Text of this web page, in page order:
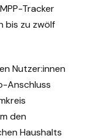
Tracker
bis zu zwölf
Nutzer:innen
Anschluss
den
Haushalts